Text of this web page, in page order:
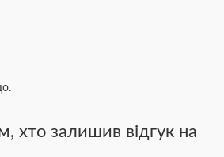
хто залишив відгук на